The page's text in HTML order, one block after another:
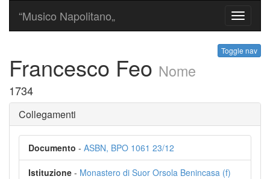
Toggle
“Musico Napolitano„
Toggle nav
Francesco Feo Nome
1734
Collegamenti
Documento - ASBN, BPO 1061 23/12
Istituzione - Monastero di Suor Orsola Benincasa (f)